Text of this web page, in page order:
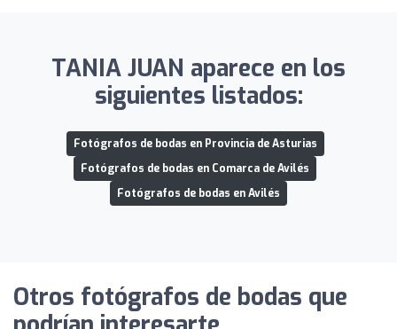
TANIA JUAN aparece en los
siguientes listados:
Fotógrafos de bodas en Provincia de Asturias
Fotógrafos de bodas en Comarca de Avilés
Fotógrafos de bodas en Avilés
Otros fotógrafos de bodas que